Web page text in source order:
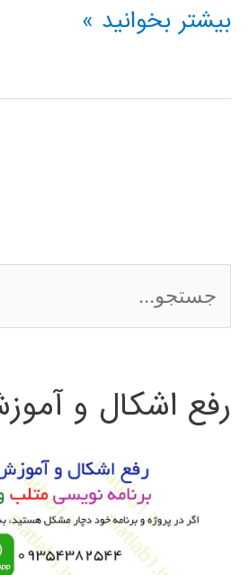
آموزش
Angular
بیشتر بخوانید »
س
ج
رفع اشکال و